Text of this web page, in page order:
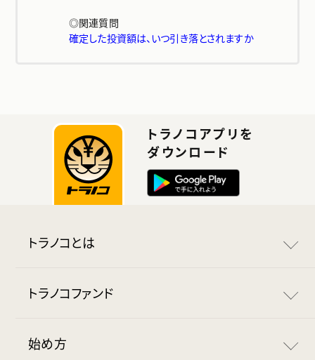
◎関連質問
確定した投資額は、いつ引き落とされますか
トラノコアプリを
ダウンロード
トラノコとは
トラノコとは
トラノコファンド
トラノコファンド
始め方